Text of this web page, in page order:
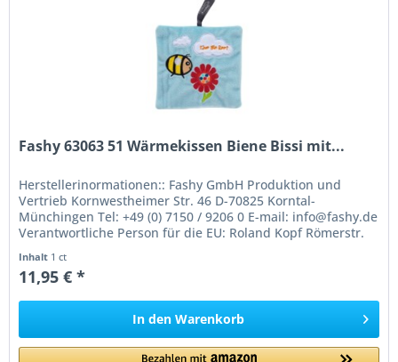
Fashy 63063 51 Wärmekissen Biene Bissi mit...
Herstellerinormationen:: Fashy GmbH Produktion und
Vertrieb Kornwestheimer Str. 46 D-70825 Korntal-
Münchingen Tel: +49 (0) 7150 / 9206 0 E-mail: info@fashy.de
Verantwortliche Person für die EU: Roland Kopf Römerstr.
Inhalt 1 ct
11,95 € *
In den Warenkorb